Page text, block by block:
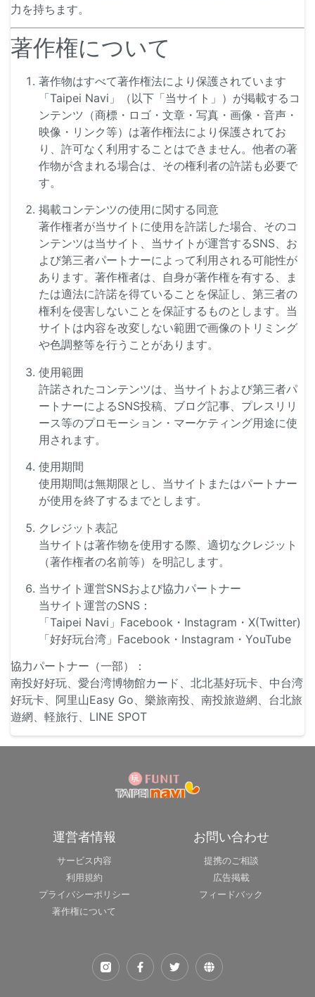
力を持ちます。
著作権について
著作物はすべて著作権法により保護されています
「Taipei Navi」（以下「当サイト」）が掲載するコ
ンテンツ（商標・ロゴ・文章・写真・画像・音声・
映像・リンク等）は著作権法により保護されてお
り、許可なく利用することはできません。他者の著
作物が含まれる場合は、その権利者の許諾も必要で
す。
掲載コンテンツの使用に関する同意
著作権者が当サイトに使用を許諾した場合、そのコ
ンテンツは当サイト、当サイトが運営するSNS、お
よび第三者パートナーによって利用される可能性が
あります。著作権者は、自身が著作権を有する、ま
たは適法に許諾を得ていることを保証し、第三者の
権利を侵害しないことを保証するものとします。当
サイトは内容を改変しない範囲で画像のトリミング
や色調整等を行うことがあります。
使用範囲
許諾されたコンテンツは、当サイトおよび第三者パ
ートナーによるSNS投稿、ブログ記事、プレスリリ
ース等のプロモーション・マーケティング用途に使
用されます。
使用期間
使用期間は無期限とし、当サイトまたはパートナー
が使用を終了するまでとします。
クレジット表記
当サイトは著作物を使用する際、適切なクレジット
（著作権者の名前等）を明記します。
当サイト運営SNSおよび協力パートナー
当サイト運営のSNS：
「Taipei Navi」Facebook・Instagram・X(Twitter)
「好好玩台湾」Facebook・Instagram ・YouTube
協力パートナー（一部）：
南投好好玩、愛台湾博物館カード、北北基好玩卡、中台湾
好玩卡、阿里山Easy Go、樂旅南投、南投旅遊網、台北旅
遊網、軽旅行、LINE SPOT
運営者情報
サービス内容
利用規約
プライバシーポリシー
著作権について
お問い合わせ
提携のご相談
広告掲載
フィードバック